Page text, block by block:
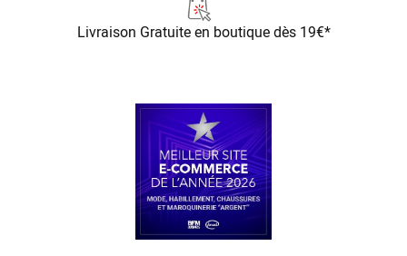
Livraison Gratuiteen boutique dès 19€*